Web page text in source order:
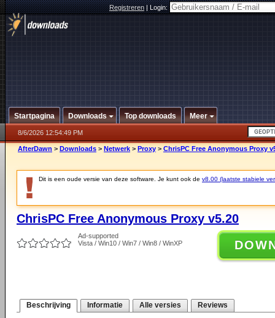
Registreren|Login:
Startpagina Downloads Top downloads Meer
8/6/2026 12:54:49 PM
AfterDawn > Downloads > Netwerk > Proxy > ChrisPC Free Anonymous Proxy
Dit is een oude versie van deze software. Je kunt ook de v8.00 (laatste stabiele
ChrisPC Free Anonymous Proxy v5.20
Ad-supported
Vista / Win10 / Win7 / Win8 / WinXP
Beschrijving Informatie Alle versies Reviews